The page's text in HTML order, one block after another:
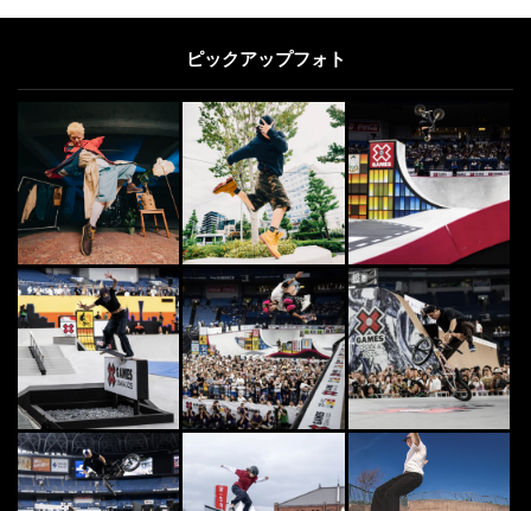
羽田空港に「ニューエラの自動販売
いに行ってみた
CULTURE
ストリートアートイベント“POW!
WOW!＜パウワウ＞”日本初上陸！
2015.10.9
7 OTHERS
【スペシャルインタビュー】“ジェ
イソン・ウッドサイド”&“市東重
明”
2017.6.2
8
“ジョン・ジョン・フローレンス”W
SLワールドチャンピオン最有力候
6
7
ピックアップフォト